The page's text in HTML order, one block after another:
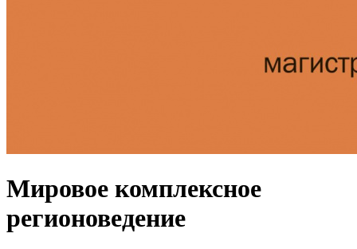
Мировое комплексное
регионоведение